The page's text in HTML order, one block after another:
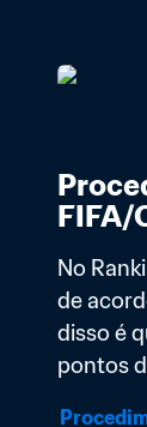
FIFA/
No
de
disso é
pontos